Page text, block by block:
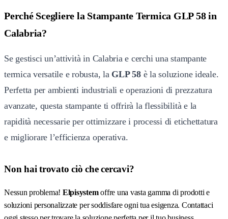
Perché Scegliere la Stampante Termica GLP 58 in
Calabria?
Se gestisci un’attività in Calabria e cerchi una stampante
termica versatile e robusta, la GLP 58è la soluzione ideale.
Perfetta per ambienti industriali e operazioni di prezzatura
avanzate, questa stampante ti offrirà la flessibilità e la
rapidità necessarie per ottimizzare i processi di etichettatura
e migliorare l’efficienza operativa.
Non hai trovato ciò che cercavi?
Nessun problema! Elpisystemoffre una vasta gamma di prodotti e
soluzioni personalizzate per soddisfare ogni tua esigenza. Contattaci